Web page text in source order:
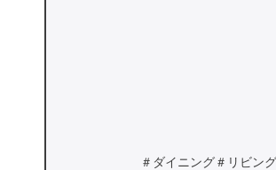
＃一点モノ＃心を満たす